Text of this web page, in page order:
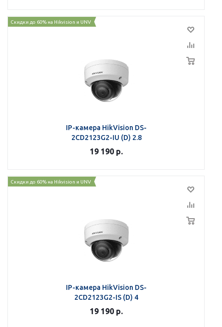
Скидки до 60% на Hikvision и UNV
IP-камера HikVision DS-
2CD2123G2-IU (D) 2.8
19 190 р.
Скидки до 60% на Hikvision и UNV
IP-камера HikVision DS-
2CD2123G2-IS (D) 4
19 190 р.